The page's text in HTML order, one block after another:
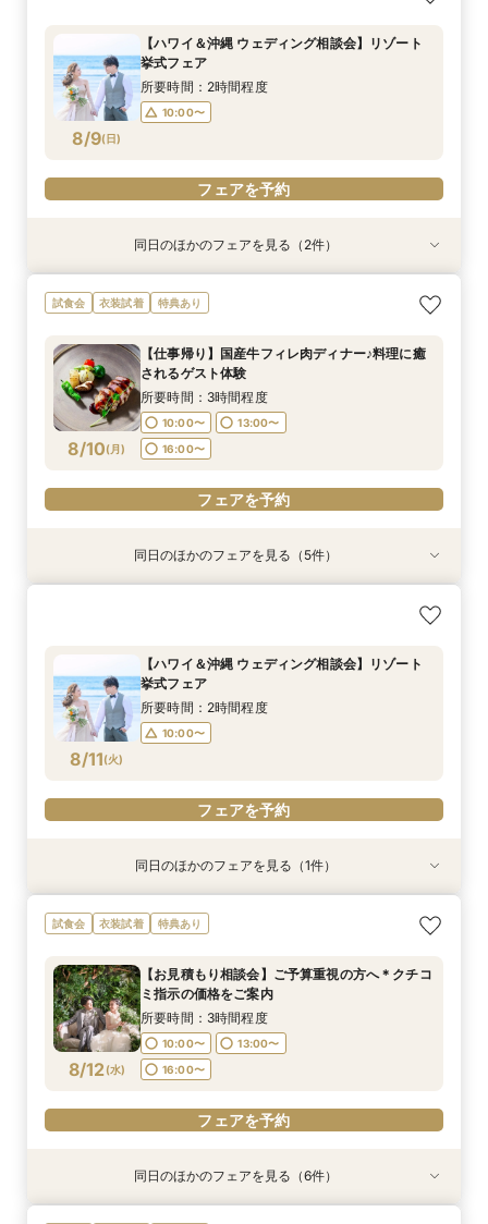
8/9(日)
【ハワイ＆沖縄 ウェディング相談会】リゾート
挙式フェア
所要時間：2時間程度
10:00〜
フェアを予約
8/9(日)
【資料請求随時承り中！】ブライダルフェアのご
予約はこちら！
10:00〜 13:00〜
フェアを予約
8/9(日)
【フォトPLAN】フォトウエディング相談フェア
♪
11:00〜
14:00〜
17:00〜
フェアを予約
同日のほかのフェアを見る（2件）
試食会 衣装試着 特典あり
8/10(月)
【仕事帰り】国産牛フィレ肉ディナー♪料理に癒
されるゲスト体験
所要時間：3時間程度
10:00〜
13:00〜
16:00〜
フェアを予約
衣装試着 特典あり
8/10(月 )
【式場おススメ♪】来館特典無料4品試食＋ランク
10:00〜
16:00〜
衣装試着 特典あり
8/10(月 )
【徒歩0分】立地悩み解消《両家各１台送迎バス
10:00〜
16:00〜
8/10(月 )
【ハワイ＆沖縄 ウェディング相談会】リゾート
10:00〜
8/10(月 )
【フォトPLAN】フォトウエディング相談フェア
11:00〜
17:00〜
衣装試着 特典あり
8/10(月 )
【少人数】家族のみ、10名～等お祝いの場ご相談
10:00〜
16:00〜
同日のほかのフェアを見る（5件）
8/11(火)
【ハワイ＆沖縄 ウェディング相談会】リゾート
挙式フェア
所要時間：2時間程度
10:00〜
フェアを予約
8/11(火)
【資料請求随時承り中！】ブライダルフェアのご
予約はこちら！
10:00〜 13:00〜
フェアを予約
同日のほかのフェアを見る（1件）
試食会 衣装試着 特典あり
8/12(水)
【お見積もり相談会】ご予算重視の方へ＊クチコ
ミ指示の価格をご案内
所要時間：3時間程度
10:00〜
13:00〜
16:00〜
フェアを予約
衣装試着 特典あり
衣装試着 特典あり
衣装試着 特典あり
同日のほかのフェアを見る（6件）